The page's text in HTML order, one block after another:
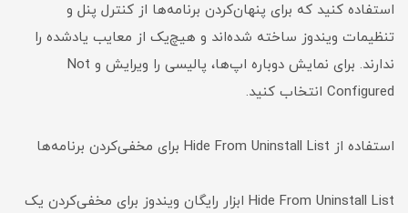
استفاده کنید که برای پنهان‌کردن برنامه‌ها از کنترل پنل و
تنظیمات ویندوز ساخته شده‌اند و هیچ‌یک از معایب یادشده را
ندارند. برای نمایش دوباره اپ‌ها، پالیسی را ویرایش و Not
Configured انتخاب کنید.
استفاده از Hide From Uninstall List برای مخفی‌کردن برنامه‌ها
Hide From Uninstall List ابزار رایگان ویندوز برای مخفی‌کردن یک